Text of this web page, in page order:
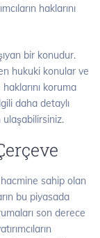
haklarını
bir konudur.
hukuki konular ve
haklarını koruma
daha detaylı
sahip olan
bu piyasada
son derece